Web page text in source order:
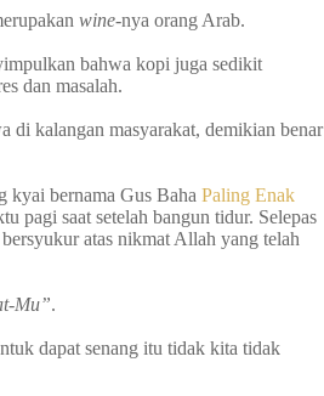
wine-nya orang Arab.
bahwa kopi juga sedikit
dan masalah.
di kalangan masyarakat, demikian benar
kyai bernama Gus Baha Paling Enak
pagi saat setelah bangun tidur. Selepas
atas nikmat Allah yang telah
Mu”.
dapat senang itu tidak kita tidak